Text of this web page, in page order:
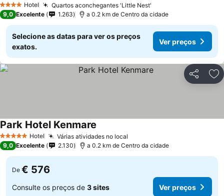
4 EstrelasHotel Quartos aconchegantes 'Little Nest'
9,0 Excelente 1.263 a 0.2 km de Centro da cidade
Selecione as datas para ver os preços
exatos.
Ver preços
Partilhar
5 Estrelas Hotel Várias atividades no local
Park Hotel Kenmare
9,0 Excelente 2.130 a 0.2 km de Centro da cidade
De € 576
Consulte os preços de 3 sites Ver preços